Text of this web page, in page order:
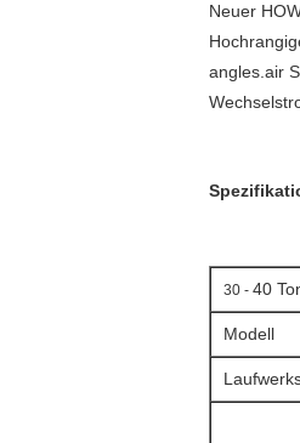
Neuer
angles.air
30 - 40
Modell